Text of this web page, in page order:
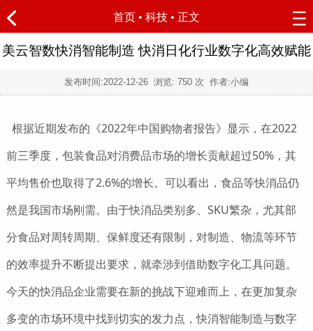
首页 • 科技 • 正文
美云智数快消智能制造 快消日化行业数字化高效赋能
发布时间:2022-12-26 浏览: 750 次 作者:小编
根据近期发布的《2022年中国购物者报告》显示，在2022
前三季度，包装食品对消费品市场的增长贡献超过50%，其
平均售价也取得了2.6%的增长。可以看出，食品等快消品仍
然是我国市场刚需。由于快消品类别多、SKU繁杂，尤其部
分食品对周转周期、保鲜度还有限制，对制造、物流等环节
的效率提升不断提出要求，就牵涉到借助数字化工具问题。
今天的快消品企业需要在新的挑战下迎难而上，在更加复杂
多变的市场环境中找到切实的发力点，快消智能制造与数字